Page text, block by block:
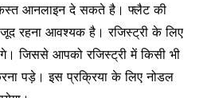
आनलाइन दे सकते है। फ्लैट की
रहना आवश्यक है। रजिस्ट्री के लिए
जिससे आपको रजिस्ट्री में किसी भी
पड़े। इस प्रक्रिया के लिए नोडल